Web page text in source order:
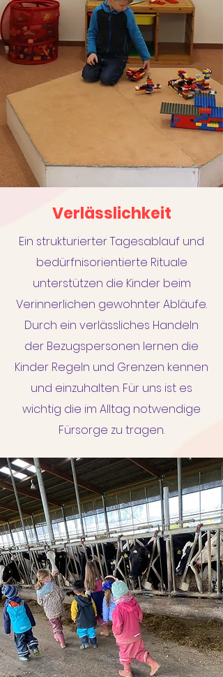
Ein strukturierter Tagesablauf und
bedürfnisorientierte Rituale
unterstützen die Kinder beim
Verinnerlichen gewohnter Abläufe.
Durch ein verlässliches Handeln
der Bezugspersonen lernen die
Kinder Regeln und Grenzen kennen
und einzuhalten. Für uns ist es
wichtig die im Alltag notwendige
Fürsorge zu tragen.
Verlässlichkeit